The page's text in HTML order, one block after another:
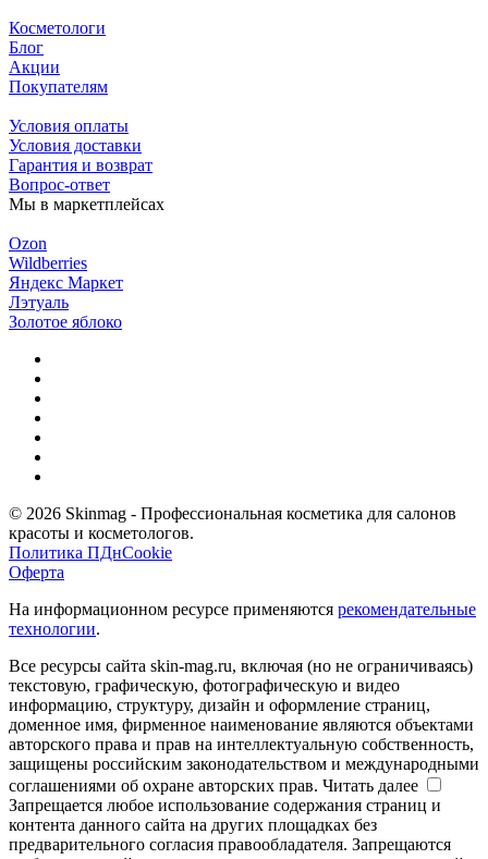
Косметологи
Блог
Акции
Покупателям
Условия оплаты
Условия доставки
Гарантия и возврат
Вопрос-ответ
Мы в маркетплейсах
Ozon
Wildberries
Яндекс Маркет
Лэтуаль
Золотое яблоко
© 2026 Skinmag - Профессиональная косметика для салонов
красоты и косметологов.
Политика ПДнCookie
Оферта
На информационном ресурсе применяются рекомендательные
технологии.
Все ресурсы сайта skin-mag.ru, включая (но не ограничиваясь)
текстовую, графическую, фотографическую и видео
информацию, структуру, дизайн и оформление страниц,
доменное имя, фирменное наименование являются объектами
авторского права и прав на интеллектуальную собственность,
защищены российским законодательством и международными
соглашениями об охране авторских прав. Читать далее
Запрещается любое использование содержания страниц и
контента данного сайта на других площадках без
предварительного согласия правообладателя. Запрещаются